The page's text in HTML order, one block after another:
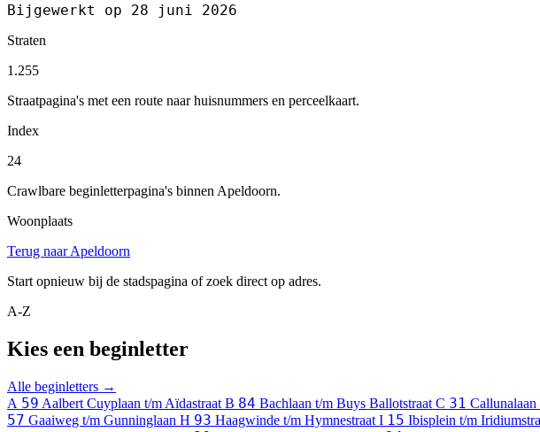
Bijgewerkt op 28 juni 2026
Straten
1.255
Straatpagina's met een route naar huisnummers en perceelkaart.
Index
24
Crawlbare beginletterpagina's binnen Apeldoorn.
Woonplaats
Terug naar Apeldoorn
Start opnieuw bij de stadspagina of zoek direct op adres.
A-Z
Kies een beginletter
Alle beginletters →
A 59 Aalbert Cuyplaan t/m Aïdastraat B 84 Bachlaan t/m Buys Ballotstraat C 31 Callunalaan
57 Gaaiweg t/m Gunninglaan H 93 Haagwinde t/m Hymnestraat I 15 Ibisplein t/m